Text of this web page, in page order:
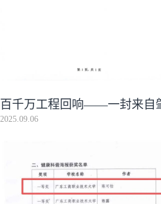
百千万工程回响——一封来自
2025.09.06